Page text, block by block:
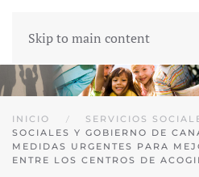
Skip to main content
INICIO SERVICIOS
SOCIALES Y GOBIERNO DE
MEDIDAS URGENTES PARA
ENTRE LOS CENTROS DE